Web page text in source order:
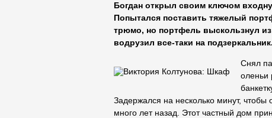
Богдан открыл своим ключом
Попытался поставить тяжелый
трюмо, но портфель выскользнул из
водрузил все-таки на подзеркальник.
Снял
оленьи
Задержался на несколько минут,
много лет назад. Этот частный дом